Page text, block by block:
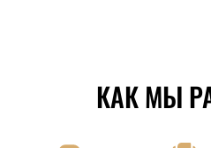
КАК МЫ